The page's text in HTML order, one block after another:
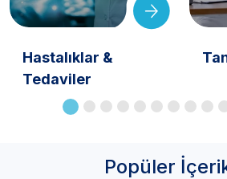
Hastalıklar &
Tedaviler
Popüler